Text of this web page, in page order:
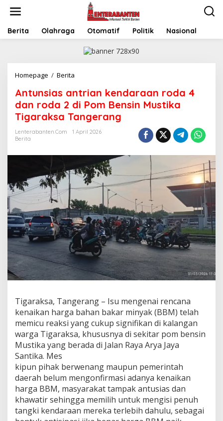
Berita Olahraga Otomatif Politik Nasional
Homepage / Berita
kendaraan
roda
4
dan
roda
Pom
Bensin
Mustika
Tigaraksa
Tangerang
Antunsias antrian kendaraan roda 4
dan roda 2 di Pom Bensin Mustika
Tigaraksa Tangerang
Lenterabanten.com
1 April 2026
Berita
Tigaraksa, Tangerang – Isu mengenai rencana
kenaikan harga bahan bakar minyak (BBM) telah
memicu reaksi yang cukup signifikan di kalangan
warga Tigaraksa, khususnya di sekitar pom bensin
Mustika yang berada di Jalan Raya Arya Jaya
Santika. Mes
kipun pihak berwenang maupun pemerintah
daerah belum mengonfirmasi adanya kenaikan
harga BBM, masyarakat tampak antusias dan
khawatir sehingga memilih untuk mengisi penuh
tangki kendaraan mereka terlebih dahulu, sebagai